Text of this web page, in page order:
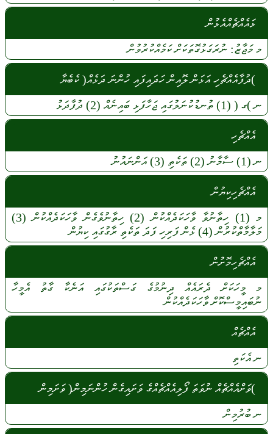
ޅައެއްޗެއްއެޅުން
މމަޖާޒު: ނުރަގަޅުގޮތަކަށްކަމެއްކުރުވުން
)ދުފާއެއްޗެހި އަޅަން ލޮއިން ހަދައިފައި ހުންނަ ދަޅެއް( ކެބެޔާ
ނ)ގ ( (1) ތުނޑުކުނަލުގައިޖަހާފަޅި ބައިނެއް (2) ދުފާދަޅު
އެއްޗެހި
ނ(1) ސާމާނު(2) ތަކެތި (3) އަންނައުނު
އެއްޗެހިކިޔުން
މ (1) ހިތާނުވާވާހަކަދެއްކުން (2) ހިތާނުވެގެންވާހަކަދެއްކުން (3)
މަލާމާތްކުރުން(4) ޅެންފަރިހިފަދަ ތަކެތި ރާގުގައި ކިޔުން
އެއްޗެހިމޮށުން
މމީހަކަށް ދެރައެއް ދިނުމުގެގަސްތަކުގައިއަނެކާގާތުއެމީހާ
ނުބައިމީސްކޮށްވާހަކަދެއްކުން
އެއްޗެއް
ނއެކަތި
)ވަށްއެއްޗެއް ނުވަތަ ފޯލިއެއްޗެއްގެ ވަށައިގެން ހުންނަމިން( ވަށަމިން
ނބުރުމިން